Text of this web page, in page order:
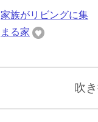
家族がリビングに集
まる家
吹